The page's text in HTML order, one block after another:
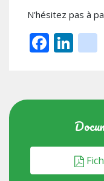
N'hésitez pas à